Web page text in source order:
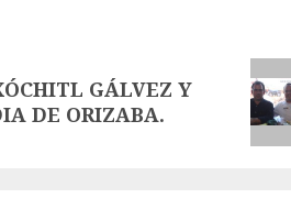
GÁLVEZ Y
DE ORIZABA.